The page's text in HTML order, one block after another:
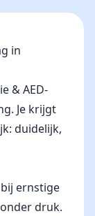
in
& AED-
Je krijgt
duidelijk,
ernstige
druk.